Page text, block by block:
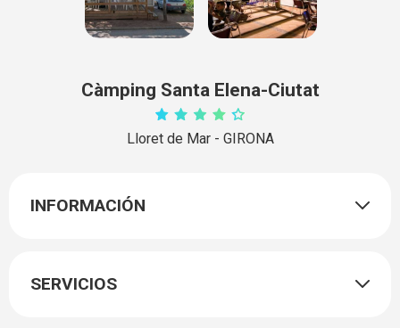
Càmping Santa Elena-Ciutat
Lloret de Mar - GIRONA
INFORMACIÓN
SERVICIOS